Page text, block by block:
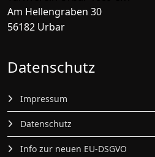
Am Hellengraben 30
56182 Urbar
Datenschutz
Impressum
Datenschutz
Info zur neuen EU-DSGVO